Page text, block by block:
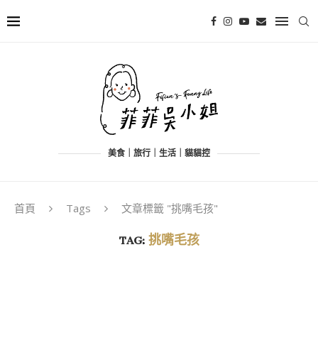
美食｜旅行｜生活｜貓貓控
首頁 Tags 文章標籤 "挑嘴毛孩"
TAG:挑嘴毛孩